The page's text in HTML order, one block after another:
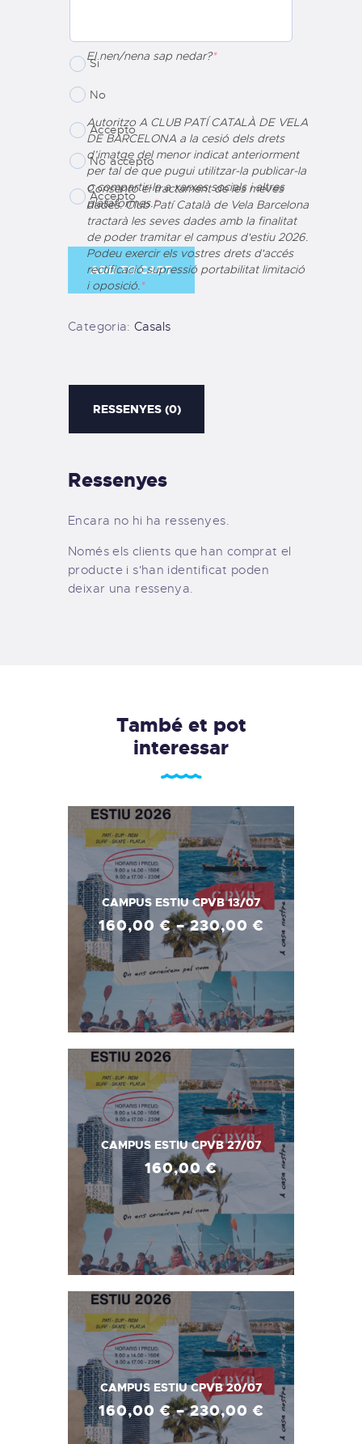
El nen/nena sap nedar?*
Si
No
Autoritzo A CLUB PATÍ CATALÀ DE VELA
DE BARCELONA a la cesió dels drets
d’imatge del menor indicat anteriorment
per tal de que pugui utilitzar-la publicar-la
o compartir-la a xarxes socials i altres
plataformes.*
Accepto
No accepto
Consento el tractament de les meves
dades. Club Patí Català de Vela Barcelona
tractarà les seves dades amb la finalitat
de poder tramitar el campus d'estiu 2026.
Podeu exercir els vostres drets d'accés
rectificació supressió portabilitat limitació
i oposició.*
Accepto
ADD TO CART
Categoria:Casals
RESSENYES (0)
Ressenyes
Encara no hi ha ressenyes.
Només els clients que han comprat el
producte i s'han identificat poden
deixar una ressenya.
També et pot
interessar
CAMPUS ESTIU CPVB 13/07
160,00 € – 230,00 €
CAMPUS ESTIU CPVB 27/07
160,00 €
CAMPUS ESTIU CPVB 20/07
160,00 € – 230,00 €